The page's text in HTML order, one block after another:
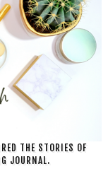
THE STORIES OF
JOURNAL.